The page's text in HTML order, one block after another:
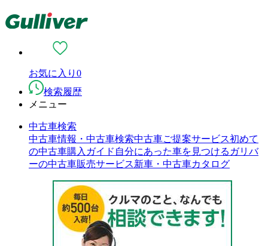
お気に入り 0
検索履歴
メニュー
中古車検索
中古車情報・中古車検索中古車ご提案サービス初めて
の中古車購入ガイド 自分にあった車を見つける ガリバ
ーの中古車販売サービス新車・中古車カタログ